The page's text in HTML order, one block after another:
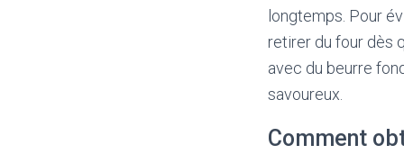
longtemps. Pour
retirer du four dès
avec du beurre
savoureux.
Comment